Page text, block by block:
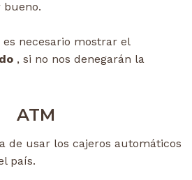
bueno.
necesario mostrar el
, si no nos denegarán la
ATM
de usar los cajeros automáticos
país.